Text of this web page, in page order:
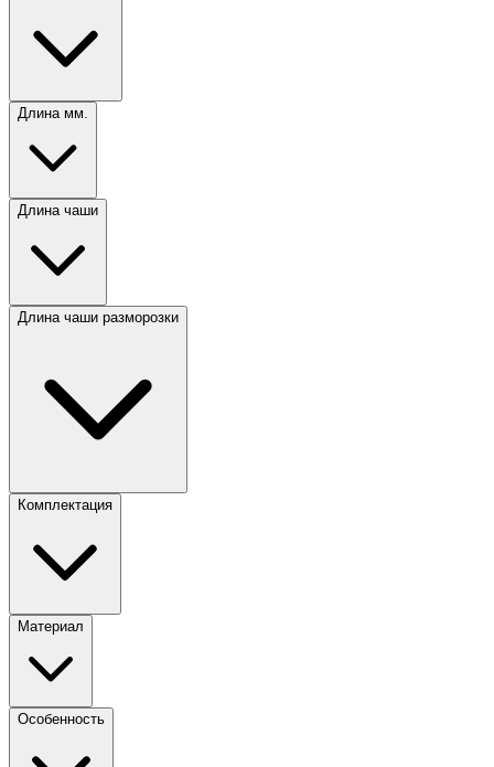
Длина мм.
Длина чаши
Длина чаши разморозки
Комплектация
Материал
Особенность